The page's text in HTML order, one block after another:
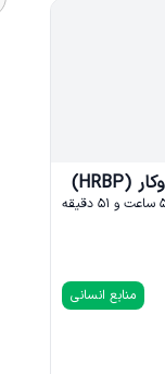
منابع انسانی